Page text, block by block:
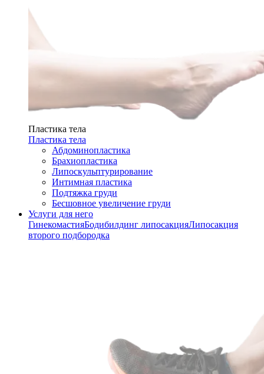
Пластика тела
Пластика тела
Абдоминопластика
Брахиопластика
Липоскульптурирование
Интимная пластика
Подтяжка груди
Бесшовное увеличение груди
Услуги для него
ГинекомастияБодибилдинг липосакцияЛипосакция
второго подбородка